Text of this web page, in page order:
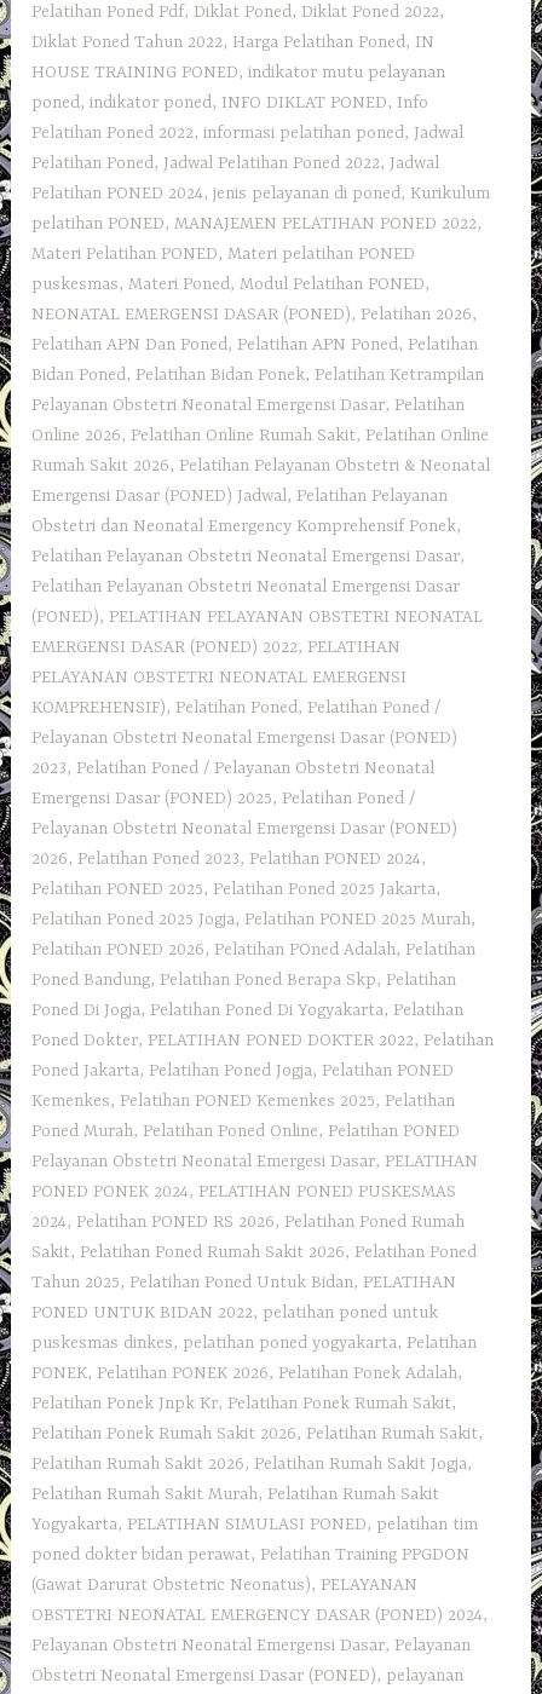
–
PONED
Puskesmas
–
Pelatihan
Rumah
Sakit
–
Diklat
Center”
Pelatihan Poned Pdf,Diklat Poned,Diklat Poned 2022,
Diklat Poned Tahun 2022, Harga Pelatihan Poned, IN
HOUSE TRAINING PONED,indikator mutu pelayanan
poned,indikator poned, INFO DIKLAT PONED, Info
Pelatihan Poned 2022,informasi pelatihan poned, Jadwal
Pelatihan Poned, Jadwal Pelatihan Poned 2022, Jadwal
Pelatihan PONED 2024,jenis pelayanan di poned, Kurikulum
pelatihan PONED,MANAJEMEN PELATIHAN PONED 2022,
Materi Pelatihan PONED,Materi pelatihan PONED
puskesmas,Materi Poned,Modul Pelatihan PONED,
NEONATAL EMERGENSI DASAR (PONED), Pelatihan 2026,
Pelatihan APN Dan Poned, Pelatihan APN Poned, Pelatihan
Bidan Poned, Pelatihan Bidan Ponek, Pelatihan Ketrampilan
Pelayanan Obstetri Neonatal Emergensi Dasar, Pelatihan
Online 2026, Pelatihan Online Rumah Sakit, Pelatihan Online
Rumah Sakit 2026, Pelatihan Pelayanan Obstetri & Neonatal
Emergensi Dasar (PONED) Jadwal, Pelatihan Pelayanan
Obstetri dan Neonatal Emergency Komprehensif Ponek,
Pelatihan Pelayanan Obstetri Neonatal Emergensi Dasar,
Pelatihan Pelayanan Obstetri Neonatal Emergensi Dasar
(PONED), PELATIHAN PELAYANAN OBSTETRI NEONATAL
EMERGENSI DASAR (PONED) 2022, PELATIHAN
PELAYANAN OBSTETRI NEONATAL EMERGENSI
KOMPREHENSIF), Pelatihan Poned, Pelatihan Poned /
Pelayanan Obstetri Neonatal Emergensi Dasar (PONED)
2023, Pelatihan Poned / Pelayanan Obstetri Neonatal
Emergensi Dasar (PONED) 2025, Pelatihan Poned /
Pelayanan Obstetri Neonatal Emergensi Dasar (PONED)
2026, Pelatihan Poned 2023, Pelatihan PONED 2024,
Pelatihan PONED 2025, Pelatihan Poned 2025 Jakarta,
Pelatihan Poned 2025 Jogja, Pelatihan PONED 2025 Murah,
Pelatihan PONED 2026, Pelatihan POned Adalah, Pelatihan
Poned Bandung, Pelatihan Poned Berapa Skp, Pelatihan
Poned Di Jogja, Pelatihan Poned Di Yogyakarta, Pelatihan
Poned Dokter, PELATIHAN PONED DOKTER 2022, Pelatihan
Poned Jakarta, Pelatihan Poned Jogja, Pelatihan PONED
Kemenkes, Pelatihan PONED Kemenkes 2025, Pelatihan
Poned Murah, Pelatihan Poned Online, Pelatihan PONED
Pelayanan Obstetri Neonatal Emergesi Dasar, PELATIHAN
PONED PONEK 2024, PELATIHAN PONED PUSKESMAS
2024, Pelatihan PONED RS 2026, Pelatihan Poned Rumah
Sakit, Pelatihan Poned Rumah Sakit 2026, Pelatihan Poned
Tahun 2025, Pelatihan Poned Untuk Bidan, PELATIHAN
PONED UNTUK BIDAN 2022, pelatihan poned untuk
puskesmas dinkes, pelatihan poned yogyakarta, Pelatihan
PONEK, Pelatihan PONEK 2026, Pelatihan Ponek Adalah,
Pelatihan Ponek Jnpk Kr, Pelatihan Ponek Rumah Sakit,
Pelatihan Ponek Rumah Sakit 2026, Pelatihan Rumah Sakit‎,
Pelatihan Rumah Sakit 2026, Pelatihan Rumah Sakit Jogja,
Pelatihan Rumah Sakit Murah, Pelatihan Rumah Sakit
Yogyakarta, PELATIHAN SIMULASI PONED, pelatihan tim
poned dokter bidan perawat, Pelatihan Training PPGDON
(Gawat Darurat Obstetric Neonatus), PELAYANAN
OBSTETRI NEONATAL EMERGENCY DASAR (PONED) 2024,
Pelayanan Obstetri Neonatal Emergensi Dasar, Pelayanan
Obstetri Neonatal Emergensi Dasar (PONED), pelayanan